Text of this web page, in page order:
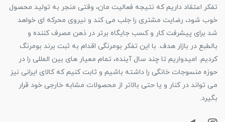
تفکر اعتقاد داریم که نتیجه فعالیت مان، وقتی منجر به تولید محصول
خوب شود، رضایت مشتری را جلب می کند و نیروی محرکه ای خواهد
شد برای پیشرفت کار و کسب جایگاه برتر در ذهن مصرف کننده و
بالطبع در بازار هدف. با این تفکر بومرنگی اقدام به ثبت برند بومرنگ
کردیم. امیدواریم تا چند سال آینده، تمام معیار های بین المللی را در
حوزه منسوجات خانگی را داشته باشیم و ثابت کنیم که کالای ایرانی نیز
می تواند در کنار و یا حتی بالاتر از محصولات مشابه خارجی خود قرار
بگیرد.